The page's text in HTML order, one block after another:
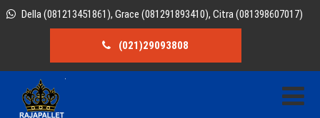
Della (081213451861), Grace (081291893410), Citra (081398607017)
(021)29093808